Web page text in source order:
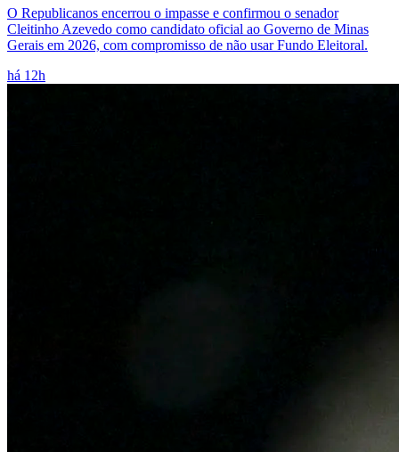
O Republicanos encerrou o impasse e confirmou o senador
Cleitinho Azevedo como candidato oficial ao Governo de Minas
Gerais em 2026, com compromisso de não usar Fundo Eleitoral.
há 12h